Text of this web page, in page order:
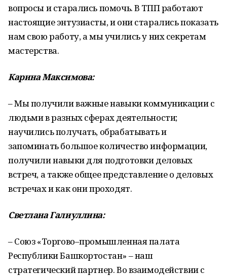
вопросы и старались помочь. В ТПП работают
настоящие энтузиасты, и они старались показать
нам свою работу, а мы учились у них секретам
мастерства.
Карина Максимова:
– Мы получили важные навыки коммуникации с
людьми в разных сферах деятельности;
научились получать, обрабатывать и
запоминать большое количество информации,
получили навыки для подготовки деловых
встреч, а также общее представление о деловых
встречах и как они проходят.
Светлана Галиуллина:
– Союз «Торгово–промышленная палата
Республики Башкортостан» – наш
стратегический партнер. Во взаимодействии с